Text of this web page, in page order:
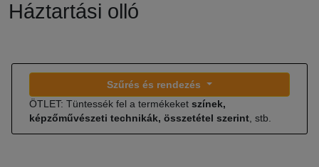
Háztartási olló
Szűrés és rendezés
ÖTLET: Tüntessék fel a termékeket színek,
képzőművészeti technikák, összetétel szerint , stb.